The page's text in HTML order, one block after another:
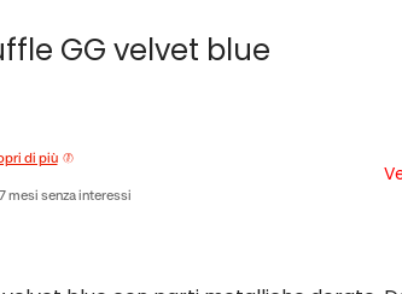
GG velvet blue
di più
mesi senza interessi